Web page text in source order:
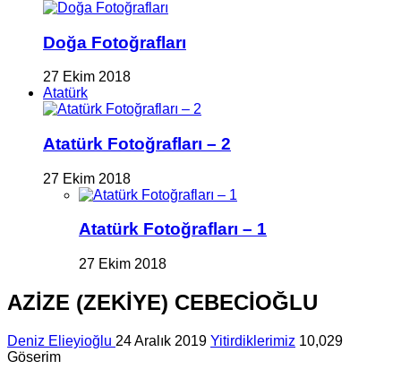
Doğa Fotoğrafları
27 Ekim 2018
Atatürk
Atatürk Fotoğrafları – 2
27 Ekim 2018
Atatürk Fotoğrafları – 1
27 Ekim 2018
AZİZE (ZEKİYE) CEBECİOĞLU
Deniz Elieyioğlu 24 Aralık 2019 Yitirdiklerimiz 10,029
Göserim